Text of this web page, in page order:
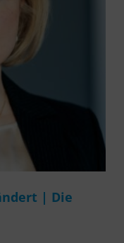
| Die